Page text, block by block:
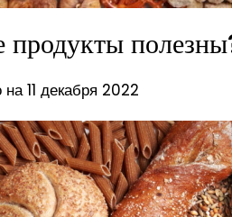
продукты
11 декабря 2022